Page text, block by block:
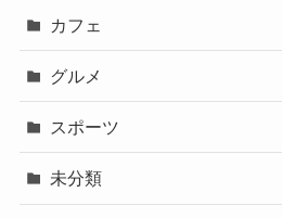
カフェ
グルメ
スポーツ
未分類